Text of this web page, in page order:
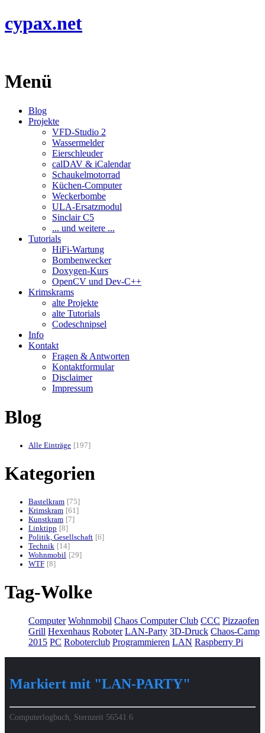
cypax.net
Menü
Blog
Projekte
VFD-Studio 2
Wassermelder
Eierschleuder
calDAV & iCalendar
Schaukelmotorrad
Küchen-Computer
Weckerbombe
ULA-Ersatzmodul
Sinclair C5
... und weitere ...
Tutorials
HiFi-Wartung
Bombenwecker
Doxygen-Kurs
OpenCV und Dev-C++
Krimskrams
alte Projekte
alte Tutorials
Codeschnipsel
Info
Kontakt
Fragen & Antworten
Kontaktformular
Disclaimer
Impressum
Blog
Alle Einträge 197
Kategorien
Bastelkram
75
Krimskram 61
Kunstkram
7
Linktipp
8
Politik, Gesellschaft 6
Technik
14
Wohnmobil
29
WTF 8
Tag-Wolke
Computer Wohnmobil Chaos Computer Club CCC Pizzaofen
Grill Hexenhaus Roboter LAN-Party 3D-Druck Chaos-Camp
2015 PC Roboterclub Programmieren LAN Raspberry Pi
Markiert mit "LAN-PARTY"
Computerlogbuch, Sternzeit 56541.6